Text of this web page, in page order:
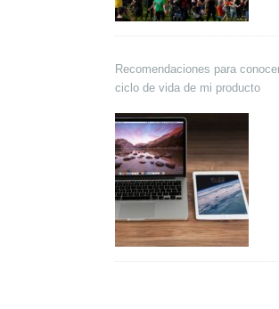
Recomendaciones para
ciclo de vida de mi producto